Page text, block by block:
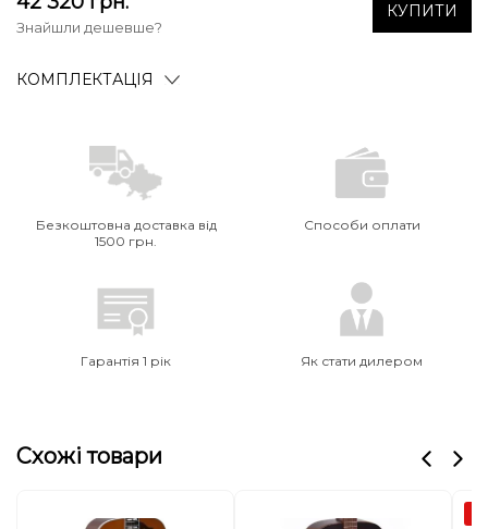
Знайшли дешевше?
КУПИТИ
КОМПЛЕКТАЦІЯ
Безкоштовна доставка від
1500 грн.
Способи оплати
Гарантія 1 рік Як стати дилером
Схожі товари